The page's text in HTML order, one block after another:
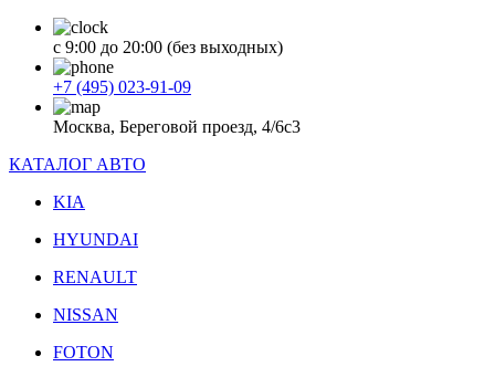
с 9:00 до 20:00 (без выходных)
+7 (495) 023-91-09
Москва, Береговой проезд, 4/6с3
КАТАЛОГ АВТО
KIA
HYUNDAI
RENAULT
NISSAN
FOTON